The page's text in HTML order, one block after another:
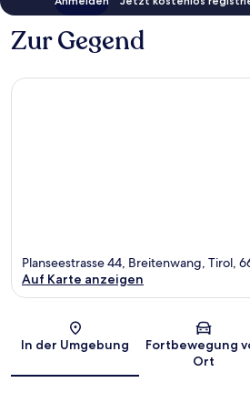
Zur Gegend
Karte
Planseestrasse 44, Breitenwang, Tirol,
Auf Karte anzeigen
In der Umgebung
Fortbewegung
Ort